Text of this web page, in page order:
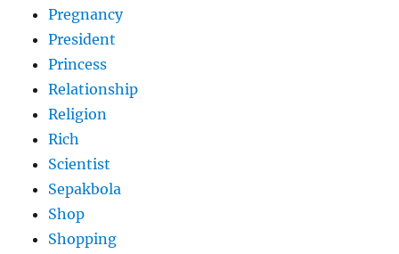
Pregnancy
President
Princess
Relationship
Religion
Rich
Scientist
Sepakbola
Shop
Shopping